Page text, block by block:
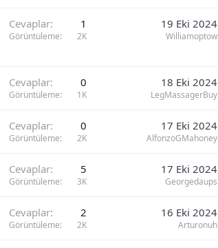
Cevaplar 1
Görüntüleme 2K
19 Eki 2024
Williamoptow
Cevaplar 0
Görüntüleme 1K
18 Eki 2024
LegMassagerBuy
Cevaplar 0
Görüntüleme 2K
17 Eki 2024
AlfonzoGMahoney
Cevaplar 5
Görüntüleme 3K
17 Eki 2024
Georgedaups
Cevaplar 2
Görüntüleme 2K
16 Eki 2024
Arturonuh